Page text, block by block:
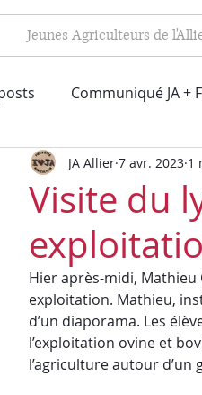
Jeunes Agriculteurs de
Communiqué JA +
Visite du
JA Allier 7 avr. 2023 1
Hier après-midi, Mathieu
exploitation. Mathieu,
d’un diaporama. Les
l’exploitation ovine et
l’agriculture autour d’un